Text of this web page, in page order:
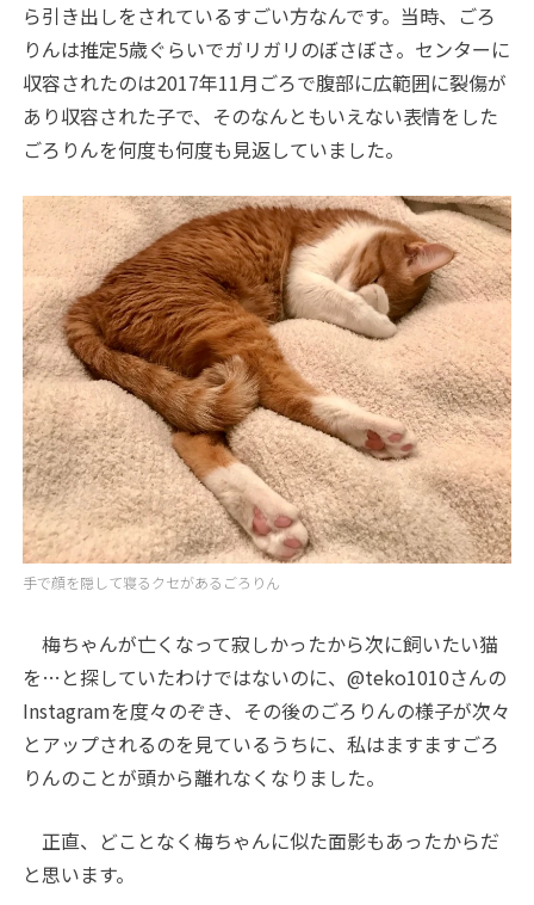
ら引き出しをされているすごい方なんです。当時、ごろ
りんは推定5歳ぐらいでガリガリのぼさぼさ。センターに
収容されたのは2017年11月ごろで腹部に広範囲に裂傷が
あり収容された子で、そのなんともいえない表情をした
ごろりんを何度も何度も見返していました。
手で顔を隠して寝るクセがあるごろりん
梅ちゃんが亡くなって寂しかったから次に飼いたい猫
を…と探していたわけではないのに、@teko1010さんの
Instagramを度々のぞき、その後のごろりんの様子が次々
とアップされるのを見ているうちに、私はますますごろ
りんのことが頭から離れなくなりました。
正直、どことなく梅ちゃんに似た面影もあったからだ
と思います。